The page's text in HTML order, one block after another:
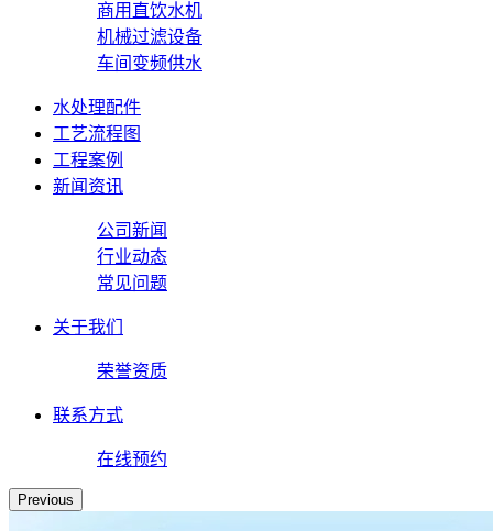
商用直饮水机
机械过滤设备
车间变频供水
水处理配件
工艺流程图
工程案例
新闻资讯
公司新闻
行业动态
常见问题
关于我们
荣誉资质
联系方式
在线预约
Previous